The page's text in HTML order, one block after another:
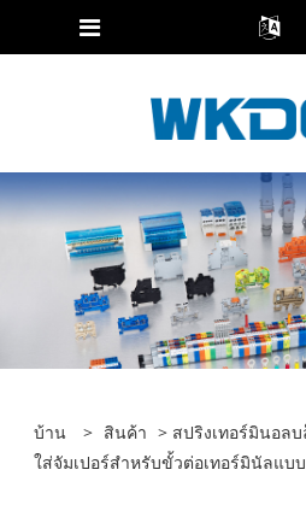
บ้าน > สินค้า > สปริงเทอร์มินอล
ใส่จัมเปอร์สำหรับขั้วต่อเทอร์มินัลแบบ